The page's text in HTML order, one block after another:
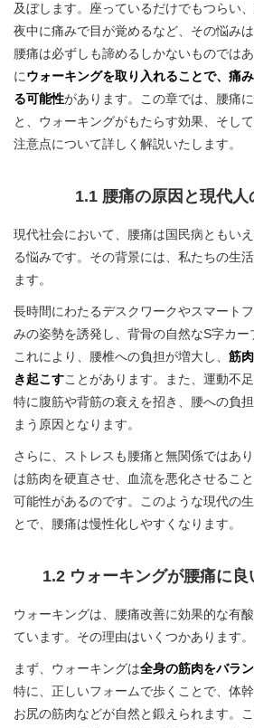
及ぼします。座っているだけでもつらい
夜中に痛みで目が覚めるなど、その悩み
腰痛は必ずしも諦めるしかないものでは
にウォーキングを取り入れることで、痛
る可能性があります。この章では、腰痛
と、ウォーキングがもたらす効果、そし
注意点について詳しく解説いたします。
1.1 腰痛の原因と現代人
現代社会において、腰痛は国民病ともい
る悩みです。その背景には、私たちの生
ます。
長時間にわたるデスクワークやスマート
みの姿勢を誘発し、背骨の自然なS字カー
これにより、腰椎への負担が増大し、 筋
き起こすことがあります。また、運動不
特に腹筋や背筋の衰えを招き、腰への負
まう原因となります。
さらに、ストレスも腰痛と無関係ではあ
は筋肉を硬直させ、血流を悪化させるこ
可能性があるのです。このような現代の
とで、腰痛は慢性化しやすくなります。
1.2 ウォーキングが腰痛に良
ウォーキングは、腰痛改善に効果的な有
ています。その理由はいくつかあります。
まず、ウォーキングは全身の筋肉をバラ
特に、正しいフォームで歩くことで、体
お尻の筋肉などが自然と鍛えられます。